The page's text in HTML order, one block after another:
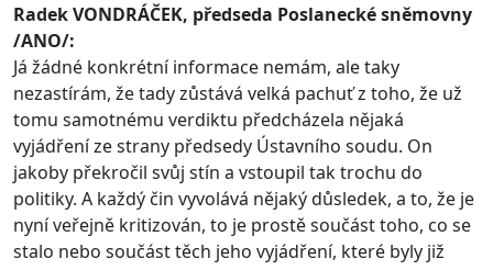
Radek VONDRÁČEK, předseda Poslanecké sněmovny
/ANO/:
Já žádné konkrétní informace nemám, ale taky
nezastírám, že tady zůstává velká pachuť z toho, že už
tomu samotnému verdiktu předcházela nějaká
vyjádření ze strany předsedy Ústavního soudu. On
jakoby překročil svůj stín a vstoupil tak trochu do
politiky. A každý čin vyvolává nějaký důsledek, a to, že je
nyní veřejně kritizován, to je prostě součást toho, co se
stalo nebo součást těch jeho vyjádření, které byly již